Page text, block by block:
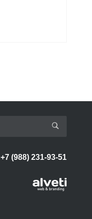
+7 (988) 231-93-51